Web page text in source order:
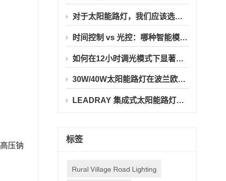
对于太阳能路灯，我们应该选择纯光控模式还是定时编程模式？
时间控制 vs 光控：哪种智能模式更适合海外太阳能路灯？
如何在12小时调光模式下显著延长太阳能路灯的使用寿命
30W/40W太阳能路灯在波兰欧洲工程场景中的优势
LEADRAY 集成式太阳能路灯波兰项目案例 30W/40W
标签
Rural Village Road Lighting
压钠